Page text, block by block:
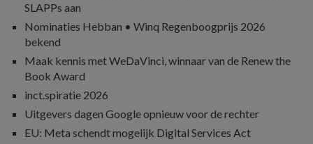
SLAPPs aan
Nominaties Hebban • Winq Regenboogprijs 2026
bekend
Maak kennis met WeDaVinci, winnaar van de Renew the
Book Award
inct.spiratie 2026
Uitgevers dagen Google opnieuw voor de rechter
EU: Meta schendt mogelijk Digital Services Act